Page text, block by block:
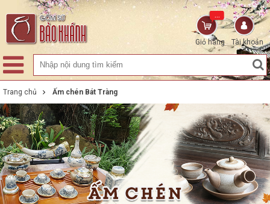
Tài khoản
Giỏ hàng
...
Trang chủ Ấm chén Bát Tràng